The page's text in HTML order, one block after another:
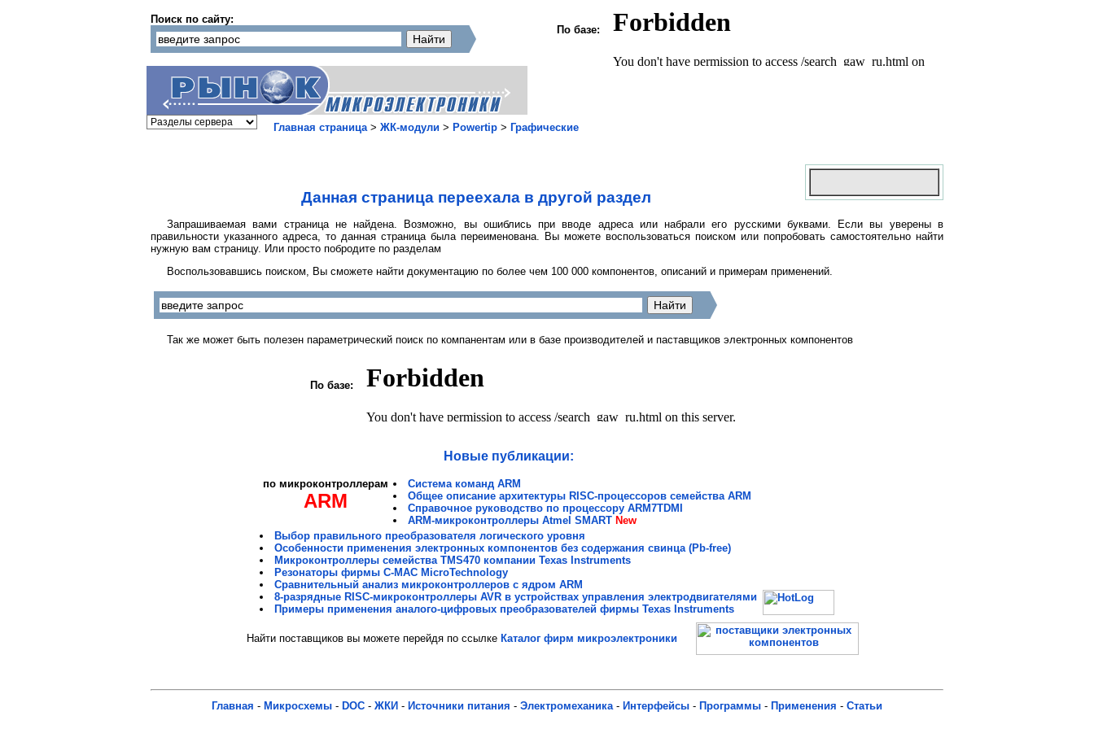
Поиск по сайту:
По базе:
Главная страница> ЖК-модули > Powertip > Графические
Данная страница переехала в другой раздел
Запрашиваемая вами страница не найдена. Возможно, вы ошиблись при вводе адреса или набрали его русскими буквами. Если вы уверены в
правильности указанного адреса, то данная страница была переименована. Вы можете воспользоваться поиском или попробовать самостоятельно найти
нужную вам страницу. Или просто побродите по разделам
Воспользовавшись поиском, Вы сможете найти документацию по более чем 100 000 компонентов, описаний и примерам применений.
Так же может быть полезен параметрический поиск по компанентам или в базе производителей и паставщиков электронных компонентов
По базе:
Новые публикации:
по микроконтроллерам
ARM
Система команд ARM
Общее описание архитектуры RISС-процессоров семейства ARM
Справочное руководство по процессору ARM7TDMI
ARM-микроконтроллеры Atmel SMART New
Выбор правильного преобразователя логического уровня
Особенности применения электронных компонентов без содержания свинца (Pb-free)
Микроконтроллеры семейства TMS470 компании Texas Instruments
Резонаторы фирмы C-MAC MicroTechnology
Сравнительный анализ микроконтроллеров с ядром ARM
8-разрядные RISC-микроконтроллеры AVR в устройствах управления электродвигателями
Примеры применения аналого-цифровых преобразователей фирмы Texas Instruments
Найти поставщиков вы можете перейдя по ссылке Каталог фирм микроэлектроники
Главная - Микросхемы - DOC - ЖКИ - Источники питания - Электромеханика- Интерфейсы - Программы - Применения - Статьи